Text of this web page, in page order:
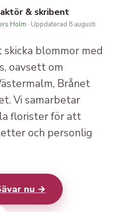
& skribent
Holm · Uppdaterad 8 augusti
skicka blommor med
oavsett om
Brånet
Vi samarbetar
florister för att
och personlig
nu →